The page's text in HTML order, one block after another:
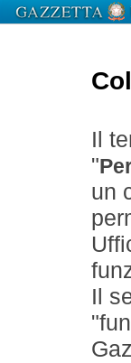
Il
"
un
Il